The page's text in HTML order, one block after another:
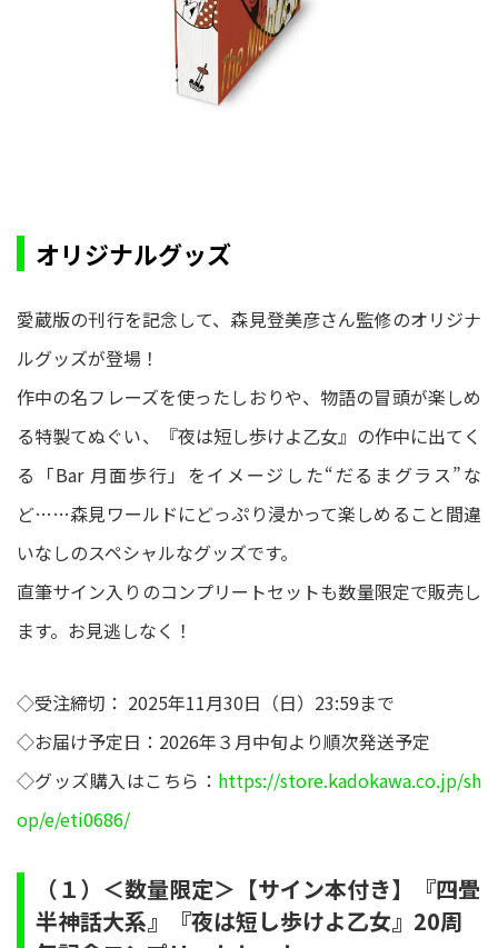
オリジナルグッズ
愛蔵版の刊行を記念して、森見登美彦さん監修のオリジナ
ルグッズが登場！
作中の名フレーズを使ったしおりや、物語の冒頭が楽しめ
る特製てぬぐい、『夜は短し歩けよ乙女』の作中に出てく
る「Bar 月面歩行」をイメージした“だるまグラス”な
ど……森見ワールドにどっぷり浸かって楽しめること間違
いなしのスペシャルなグッズです。
直筆サイン入りのコンプリートセットも数量限定で販売し
ます。お見逃しなく！
◇受注締切： 2025年11月30日（日）23:59まで
◇お届け予定日：2026年３月中旬より順次発送予定
◇グッズ購入はこちら： https://store.kadokawa.co.jp/sh
op/e/eti0686/
（１）＜数量限定＞【サイン本付き】『四畳
半神話大系』『夜は短し歩けよ乙女』20周